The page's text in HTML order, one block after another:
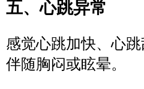
五、心跳异常
感觉心跳加快、心
伴随胸闷或眩晕。